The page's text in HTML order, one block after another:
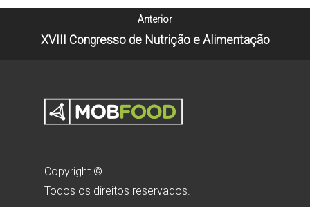
Anterior
XVIII Congresso de Nutrição e Alimentação
Copyright ©
Todos os direitos reservados.